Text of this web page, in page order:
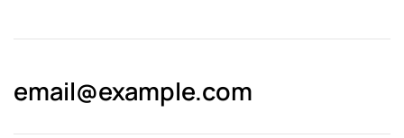
email@­example.com